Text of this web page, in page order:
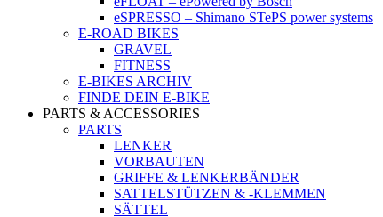
eSPRESSO – Shimano STePS power systems
E-ROAD BIKES
GRAVEL
FITNESS
E-BIKES ARCHIV
FINDE DEIN E-BIKE
PARTS & ACCESSORIES
PARTS
LENKER
VORBAUTEN
GRIFFE & LENKERBÄNDER
SATTELSTÜTZEN & -KLEMMEN
SÄTTEL